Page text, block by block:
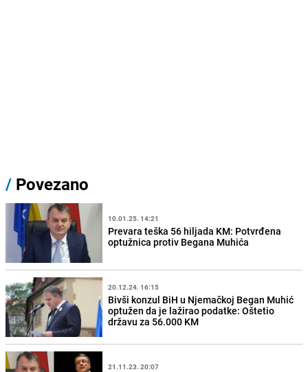
/ Povezano
10.01.25. 14:21
Prevara teška 56 hiljada KM: Potvrđena
optužnica protiv Begana Muhića
20.12.24. 16:15
Bivši konzul BiH u Njemačkoj Began Muhić
optužen da je lažirao podatke: Oštetio
državu za 56.000 KM
21.11.23. 20:07